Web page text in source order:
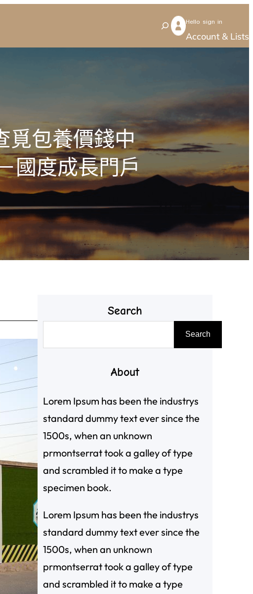
S
e
Hello sign in
Account & Lists
覓包養價錢中
國度成長門戶
Search
尋
Search
About
Lorem Ipsum has been the industrys
standard dummy text ever since the
1500s, when an unknown
prmontserrat took a galley of type
and scrambled it to make a type
specimen book.
Lorem Ipsum has been the industrys
standard dummy text ever since the
1500s, when an unknown
prmontserrat took a galley of type
and scrambled it to make a type